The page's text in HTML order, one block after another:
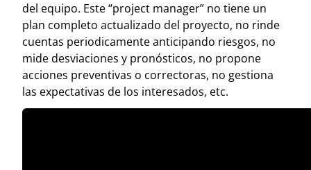
del equipo. Este “project manager” no tiene un
plan completo actualizado del proyecto, no rinde
cuentas periodicamente anticipando riesgos, no
mide desviaciones y pronósticos, no propone
acciones preventivas o correctoras, no gestiona
las expectativas de los interesados, etc.